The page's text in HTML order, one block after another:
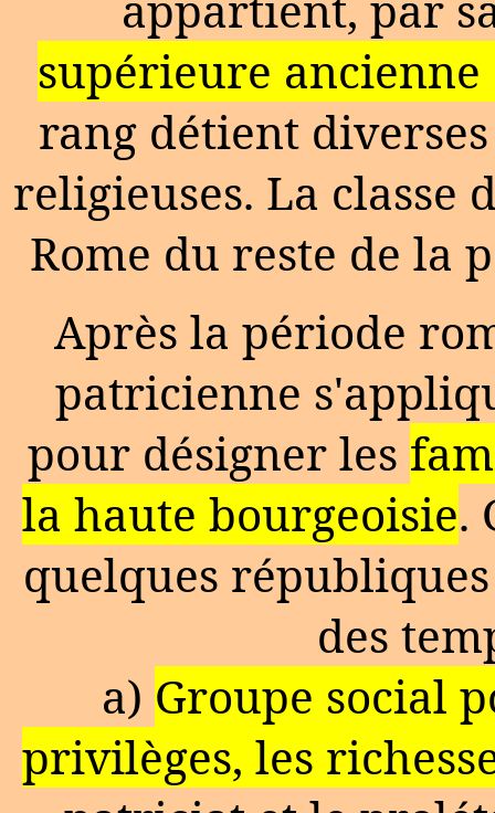
supérieure
rang détient
religieuses. La classe
Rome du reste de la
Après la période
patricienne
pour désigner les
la haute bourgeoisie.
quelques
des
a) Groupe social
privilèges, les